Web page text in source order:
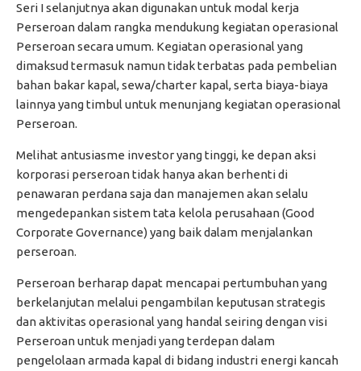
Seri I selanjutnya akan digunakan untuk modal kerja
Perseroan dalam rangka mendukung kegiatan operasional
Perseroan secara umum. Kegiatan operasional yang
dimaksud termasuk namun tidak terbatas pada pembelian
bahan bakar kapal, sewa/charter kapal, serta biaya-biaya
lainnya yang timbul untuk menunjang kegiatan operasional
Perseroan.
Melihat antusiasme investor yang tinggi, ke depan aksi
korporasi perseroan tidak hanya akan berhenti di
penawaran perdana saja dan manajemen akan selalu
mengedepankan sistem tata kelola perusahaan (Good
Corporate Governance) yang baik dalam menjalankan
perseroan.
Perseroan berharap dapat mencapai pertumbuhan yang
berkelanjutan melalui pengambilan keputusan strategis
dan aktivitas operasional yang handal seiring dengan visi
Perseroan untuk menjadi yang terdepan dalam
pengelolaan armada kapal di bidang industri energi kancah